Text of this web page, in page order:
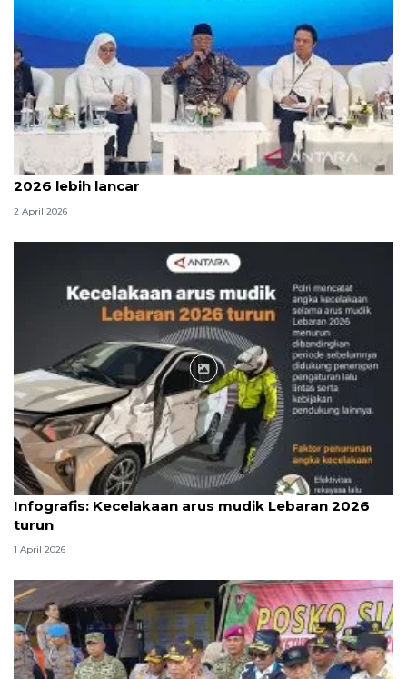
Menteri PU sebut arus mudik dan balik Lebaran
2026 lebih lancar
2 April 2026
Infografik
Infografis: Kecelakaan arus mudik Lebaran 2026
turun
1 April 2026